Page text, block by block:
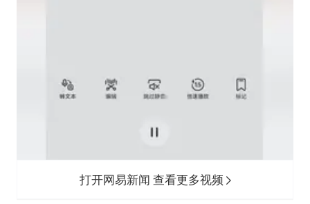
打开网易新闻 查看更多视频